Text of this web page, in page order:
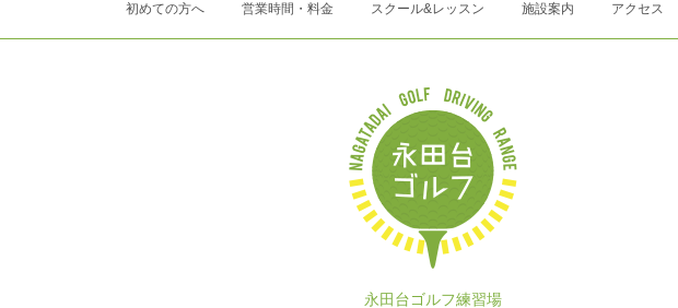
初めての方へ 営業時間・料金 スクール&レッスン 施設案内 アクセス
永田台ゴルフ練習場